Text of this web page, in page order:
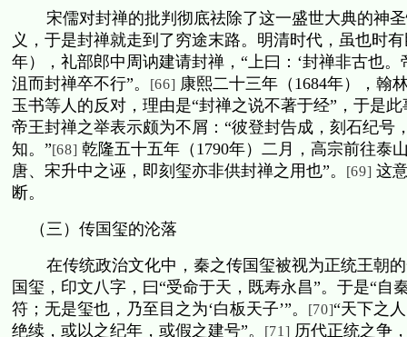
宋儒对封禅的批判彻底祛除了这一盛世大典的神
义，于是封禅就走到了穷途末路。明清时代，虽也时
年），礼部郎中周讷建请封禅，“上曰：‘封禅非古也
沮而封禅卒不行”。
[66] 康熙二十三年（ 1684年），翰
玉书等人的反对，理由是“封禅之说不著于经”，于是
帝王封禅之举表示颇为不屑：“彼登封告成，刻石纪
知。”[68] 乾隆五十五年（ 1790年）二月，高宗前往泰
唐、宋升中之诬，即刻玺亦非供封禅之用也”。
[69] 这
断。
（三）传国玺的沦落
在传统政治文化中，秦之传国玺被视为正统王朝
国玺，印文八字，曰“受命于天，既寿永昌”。于是“
符；无是玺也，乃至目之为‘白板天子’”。
[70]“天下之
绝续，或以之纪年，或假之建号”。
[71] 历代正统之争